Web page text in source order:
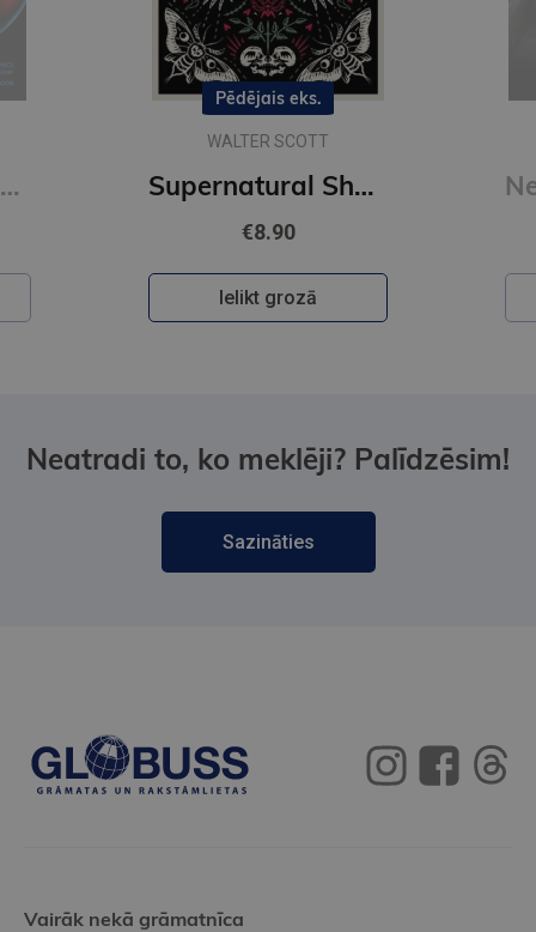
Brave New World (Vintage Classics) (xs)
Pēdējais eks.
WALTER SCOTT
Supernatural Short Stories : Tales of Murder and Letters on Demonology and Witchcraf (Alma Classics)
€8.90
Ielikt grozā
Neatradi to, ko meklēji? Palīdzēsim!
Sazināties
Vairāk nekā grāmatnīca